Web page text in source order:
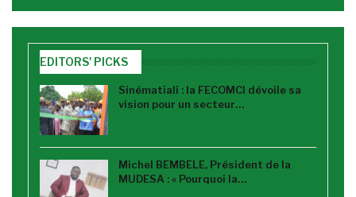
EDITORS' PICKS
Sinématiali : la FECOMCI dévoile sa
vision pour un secteur…
Michel BEMBELE, Président de la
MUDESA : « Pourquoi la…